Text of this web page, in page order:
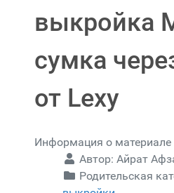
выкройка
сумка
от Lexy
Информация о материале
Автор: Айрат
Родительская